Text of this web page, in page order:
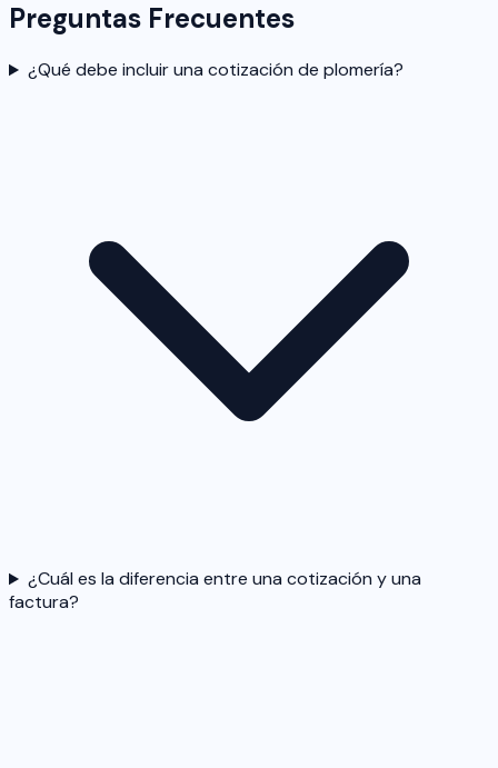
Preguntas Frecuentes
¿Qué debe incluir una cotización de plomería?
¿Cuál es la diferencia entre una cotización y una
factura?